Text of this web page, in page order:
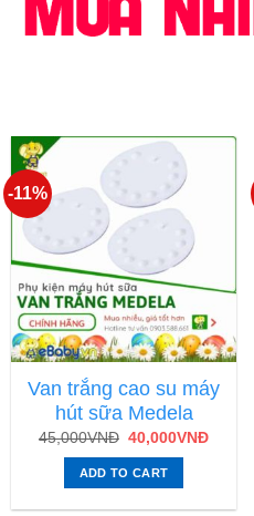
-11%
Van trắng cao su máy
hút sữa Medela
45,000VNĐ 40,000VNĐ
ADD TO CART